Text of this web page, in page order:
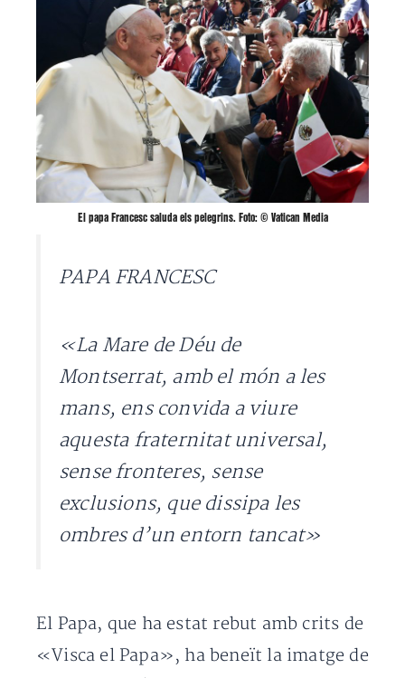
El papa Francesc saluda els pelegrins. Foto: ©️ Vatican Media
PAPA FRANCESC
«La Mare de Déu de
Montserrat, amb el món a les
mans, ens convida a viure
aquesta fraternitat universal,
sense fronteres, sense
exclusions, que dissipa les
ombres d’un entorn tancat»
El Papa, que ha estat rebut amb crits de
«Visca el Papa», ha beneït la imatge de